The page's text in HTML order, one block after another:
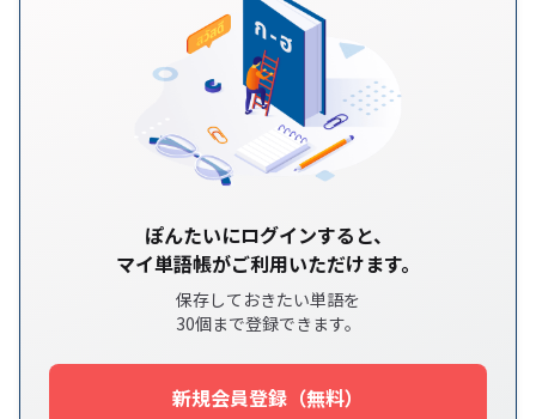
ぽんたいにログインすると、
マイ単語帳がご利用いただけます。
保存しておきたい単語を
30個まで登録できます。
新規会員登録（無料）